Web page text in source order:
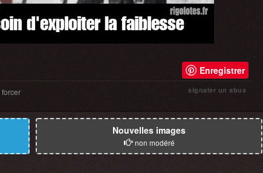
Enregistrer
forcer signaler un abus
Nouvelles images
non modéré